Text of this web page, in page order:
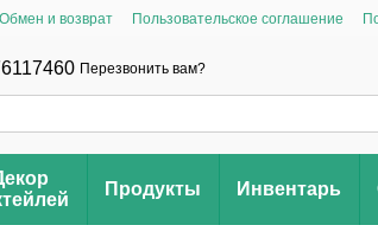
Обмен и возврат Пользовательское соглашение
Перезвонить вам?
Продукты Инвентарь